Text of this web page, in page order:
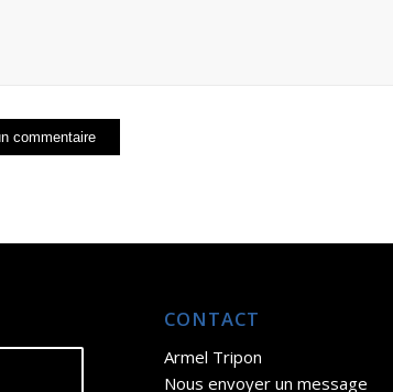
CONTACT
Armel Tripon
Nous envoyer un message